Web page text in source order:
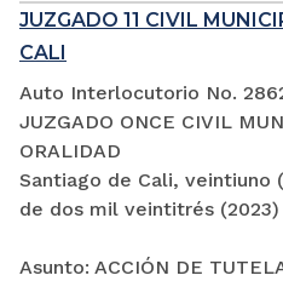
JUZGADO 11 CIVIL
CALI
Auto Interlocutorio No.
JUZGADO ONCE CIVIL
ORALIDAD
Santiago de Cali, veintiuno
de dos mil veintitrés (2023)
Asunto: ACCIÓN DE